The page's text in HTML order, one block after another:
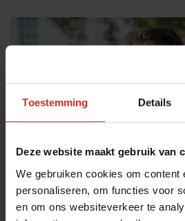
Toestemming Details
Deze website maakt gebruik van
We gebruiken cookies om content
personaliseren, om functies voor
en om ons websiteverkeer te